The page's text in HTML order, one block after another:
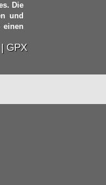
Die
und
einen
GPX